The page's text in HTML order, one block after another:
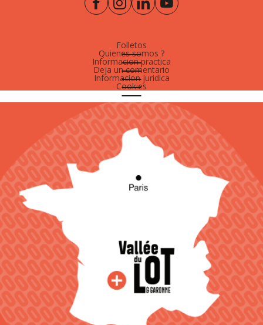
Folletos
Quienes somos ?
Informacion practica
Deja un comentario
Informacion juridica
Cookies